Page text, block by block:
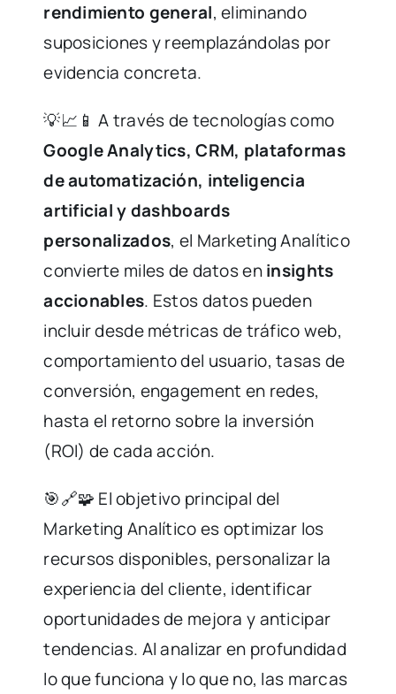
rendimiento general, eliminando
suposiciones y reemplazándolas por
evidencia concreta.
💡📈📱 A través de tecnologías como
Google Analytics, CRM, plataformas
de automatización, inteligencia
artificial y dashboards
personalizados, el Marketing Analítico
convierte miles de datos eninsights
accionables. Estos datos pueden
incluir desde métricas de tráfico web,
comportamiento del usuario, tasas de
conversión, engagement en redes,
hasta el retorno sobre la inversión
(ROI) de cada acción.
🎯🔗🧩 El objetivo principal del
Marketing Analítico es optimizar los
recursos disponibles, personalizar la
experiencia del cliente, identificar
oportunidades de mejora y anticipar
tendencias. Al analizar en profundidad
lo que funciona y lo que no, las marcas